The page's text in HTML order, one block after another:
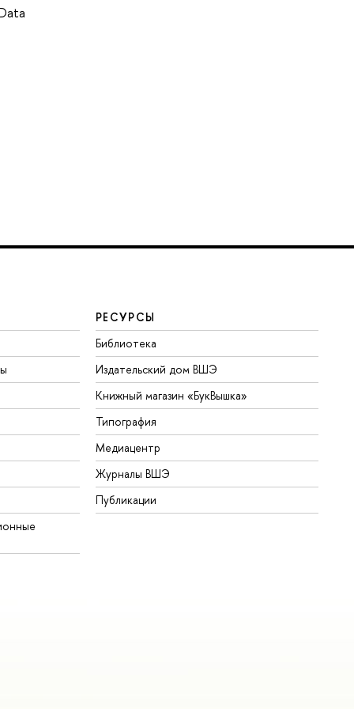
РЕСУРСЫ
Библиотека
Издательский дом ВШЭ
Книжный магазин «БукВышка»
Типография
Медиацентр
Журналы ВШЭ
Публикации